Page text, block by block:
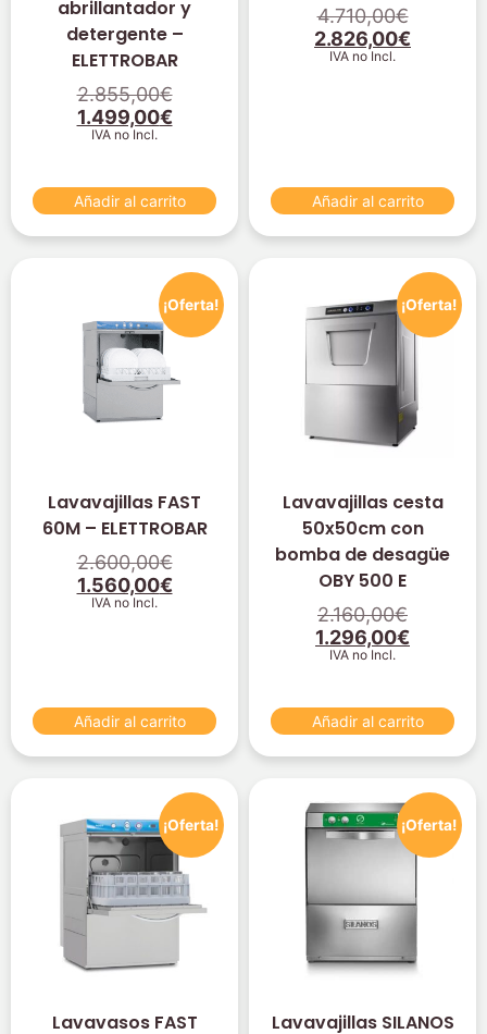
abrillantador y
detergente –
ELETTROBAR
2.855,00€
1.499,00€
IVA no Incl.
Añadir al carrito
4.710,00€
2.826,00€
IVA no Incl.
Añadir al carrito
¡Oferta!
Lavavajillas FAST
60M – ELETTROBAR
2.600,00€
1.560,00€
IVA no Incl.
Añadir al carrito
¡Oferta!
Lavavajillas cesta
50x50cm con
bomba de desagüe
OBY 500 E
2.160,00€
1.296,00€
IVA no Incl.
Añadir al carrito
¡Oferta!
Lavavasos FAST
¡Oferta!
Lavavajillas SILANOS